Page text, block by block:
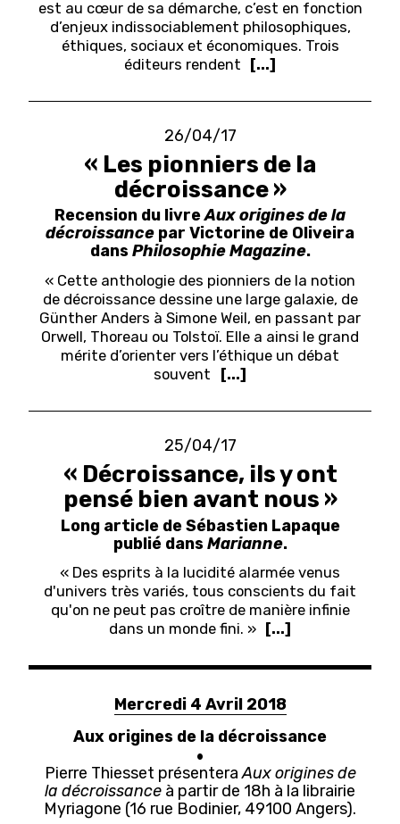
est au cœur de sa démarche, c’est en fonction
d’enjeux indissociablement philosophiques,
éthiques, sociaux et économiques. Trois
éditeurs rendent [...]
26/04/17
« Les pionniers de la
décroissance »
Recension du livreAux origines de la
décroissance par Victorine de Oliveira
dans Philosophie Magazine.
« Cette anthologie des pionniers de la notion
de décroissance dessine une large galaxie, de
Günther Anders à Simone Weil, en passant par
Orwell, Thoreau ou Tolstoï. Elle a ainsi le grand
mérite d’orienter vers l’éthique un débat
souvent
[...]
25/04/17
« Décroissance, ils y ont
pensé bien avant nous »
Long article de Sébastien Lapaque
publié dans Marianne.
« Des esprits à la lucidité alarmée venus
d'univers très variés, tous conscients du fait
qu'on ne peut pas croître de manière infinie
dans un monde fini. »
[...]
Mercredi 4 Avril 2018
Aux origines de la décroissance
Pierre Thiesset présenteraAux origines de
la décroissance à partir de 18h à la librairie
Myriagone (16 rue Bodinier, 49100 Angers).